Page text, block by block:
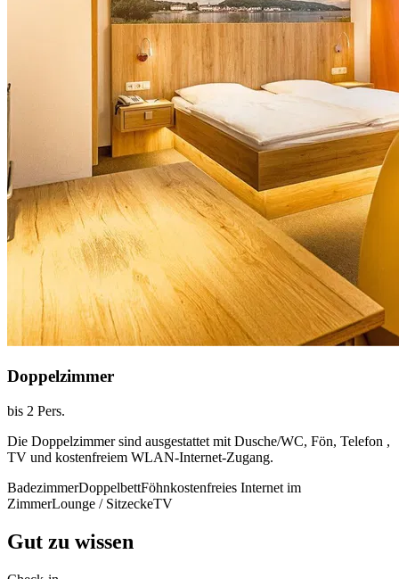
Doppelzimmer
bis 2 Pers.
Die Doppelzimmer sind ausgestattet mit Dusche/WC, Fön, Telefon ,
TV und kostenfreiem WLAN-Internet-Zugang.
BadezimmerDoppelbettFöhnkostenfreies Internet im
ZimmerLounge / SitzeckeTV
Gut zu wissen